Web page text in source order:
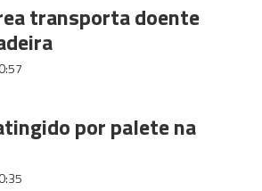
transporta doente
por palete na